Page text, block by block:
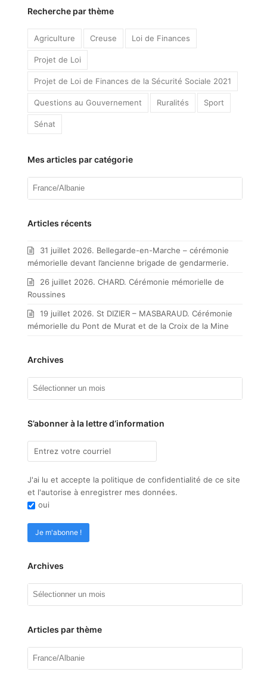
Recherche par thème
Agriculture Creuse Loi de Finances
Projet de Loi
Projet de Loi de Finances de la Sécurité Sociale 2021
Questions au Gouvernement Ruralités Sport
Sénat
Mes articles par catégorie
Mes
catégorie
Articles récents
31 juillet 2026. Bellegarde-en-Marche – cérémonie
mémorielle devant l’ancienne brigade de gendarmerie.
26 juillet 2026. CHARD. Cérémonie mémorielle de
Roussines
19 juillet 2026. St DIZIER – MASBARAUD. Cérémonie
mémorielle du Pont de Murat et de la Croix de la Mine
Archives
S’abonner à la lettre d’information
J'ai lu et accepte la politique de confidentialité de ce site
et l'autorise à enregistrer mes données.
oui
Archives
Articles par thème
Articles